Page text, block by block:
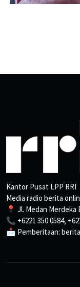
Kantor Pusat LPP RRI
Media radio berita
📍 Jl. Medan Merdeka
📞 +6221 350 0584,
📩 Pemberitaan: